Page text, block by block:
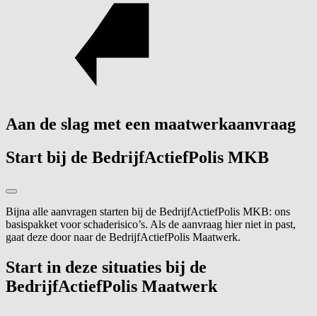
Aan de slag met een maatwerkaanvraag
Start bij de BedrijfActiefPolis MKB
Bijna alle aanvragen starten bij de BedrijfActiefPolis MKB: ons
basispakket voor schaderisico’s. Als de aanvraag hier niet in past,
gaat deze door naar de BedrijfActiefPolis Maatwerk.
Start in deze situaties bij de
BedrijfActiefPolis Maatwerk